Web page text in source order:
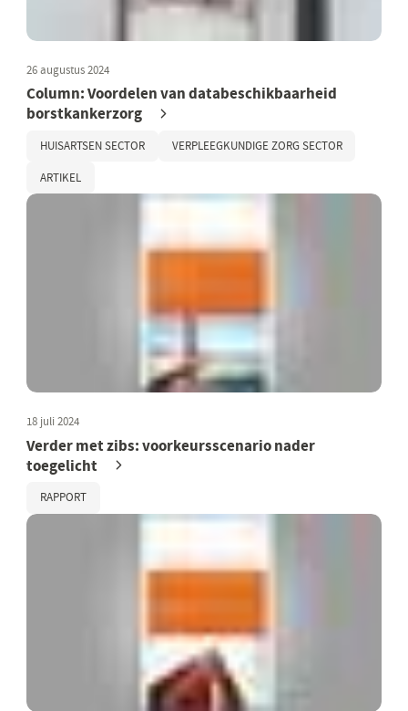
26 augustus 2024
Column: Voordelen van databeschikbaarheid
borstkankerzorg
HUISARTSEN SECTOR VERPLEEGKUNDIGE ZORG SECTOR
ARTIKEL
18 juli 2024
Verder met zibs: voorkeursscenario nader
toegelicht
RAPPORT